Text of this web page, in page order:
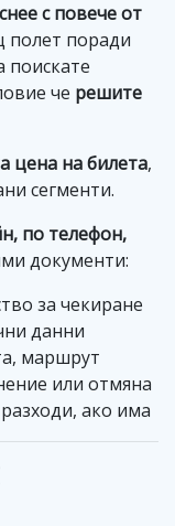
с повече от
полет поради
поискате
че решите
цена на билета,
сегменти.
по телефон,
документи:
за чекиране
данни
маршрут
или отмяна
ако има